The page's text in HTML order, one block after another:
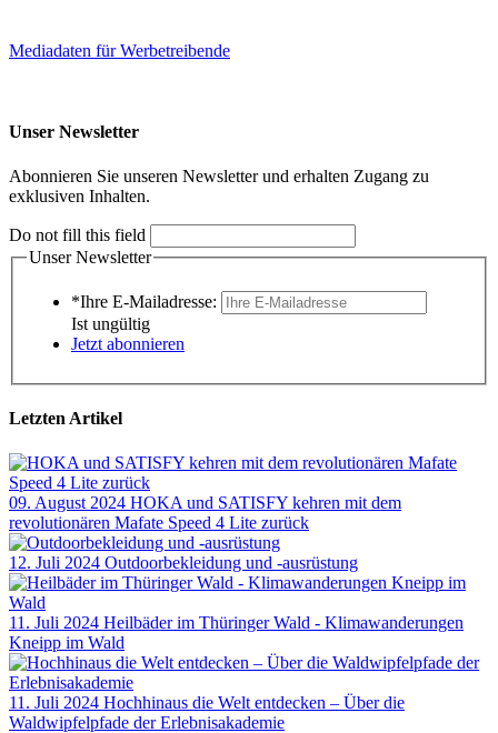
Mediadaten für Werbetreibende
Unser Newsletter
Abonnieren Sie unseren Newsletter und erhalten Zugang zu
exklusiven Inhalten.
Do not fill this field
Unser Newsletter
*Ihre E-Mailadresse:
Ist ungültig
Jetzt abonnieren
Letzten Artikel
09. August 2024 HOKA und SATISFY kehren mit dem
revolutionären Mafate Speed 4 Lite zurück
12. Juli 2024 Outdoorbekleidung und -ausrüstung
11. Juli 2024 Heilbäder im Thüringer Wald - Klimawanderungen
Kneipp im Wald
11. Juli 2024 Hochhinaus die Welt entdecken – Über die
Waldwipfelpfade der Erlebnisakademie